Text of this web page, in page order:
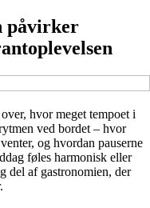
påvirker
hvor meget tempoet i
ved bordet – hvor
og hvordan pauserne
føles harmonisk eller
del af gastronomien, der